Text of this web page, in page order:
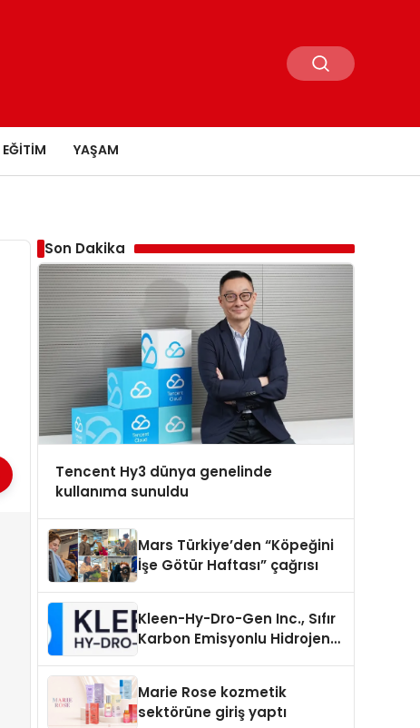
EĞITIM YAŞAM
Son Dakika
Tencent Hy3 dünya genelinde
kullanıma sunuldu
Mars Türkiye’den “Köpeğini
İşe Götür Haftası” çağrısı
Kleen-Hy-Dro-Gen Inc., Sıfır
Karbon Emisyonlu Hidrojen
Aldı
Marie Rose kozmetik
sektörüne giriş yaptı